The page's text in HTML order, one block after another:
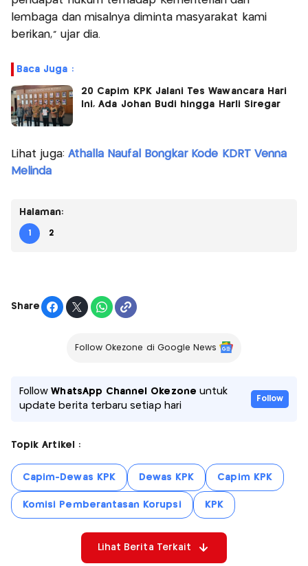
lembaga dan misalnya diminta masyarakat kami
berikan,” ujar dia.
Baca Juga :
20 Capim KPK Jalani Tes Wawancara Hari
Ini, Ada Johan Budi hingga Harli Siregar
Lihat juga: Athalla Naufal Bongkar Kode KDRT Venna
Melinda
Halaman:
1 2
Share
Follow Okezone di Google News
FollowWhatsApp Channel Okezone untuk
update berita terbaru setiap hari
Follow
Topik Artikel :
Capim-Dewas KPK Dewas KPK Capim KPK
Komisi Pemberantasan Korupsi KPK
Lihat Berita Terkait